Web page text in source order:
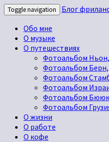
Toggle navigation
Блог
Обо мне
О музыке
О путешествиях
Фотоальбом
Фотоальбом
Фотоальбом
Фотоальбом
Фотоальбом
Фотоальбом
О жизни
О работе
О кофе